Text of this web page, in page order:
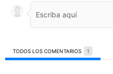
TODOS LOS COMENTARIOS 1